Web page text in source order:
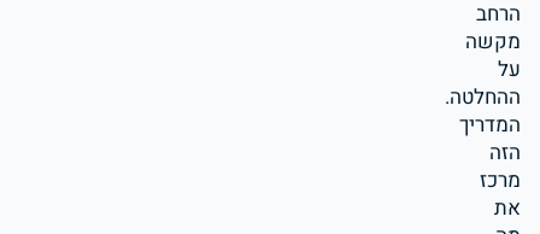
הרחב
מקשה
על
ההחלטה.
המדריך
הזה
מרכז
את